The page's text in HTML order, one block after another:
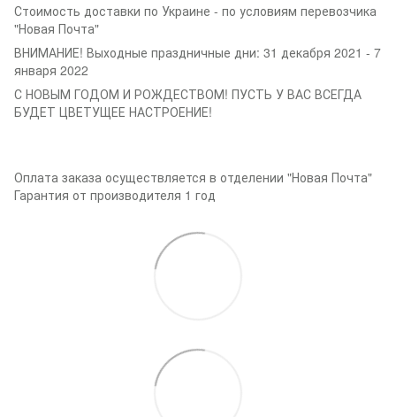
Стоимость доставки по Украине - по условиям перевозчика
"Новая Почта"
ВНИМАНИЕ! Выходные праздничные дни: 31 декабря 2021 - 7
января 2022
С НОВЫМ ГОДОМ И РОЖДЕСТВОМ! ПУСТЬ У ВАС ВСЕГДА
БУДЕТ ЦВЕТУЩЕЕ НАСТРОЕНИЕ!
Оплата заказа осуществляется в отделении "Новая Почта"
Гарантия от производителя 1 год